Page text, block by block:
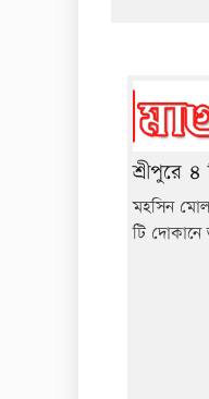
শ্রীপুরে
মহসিন
টি দোকানে